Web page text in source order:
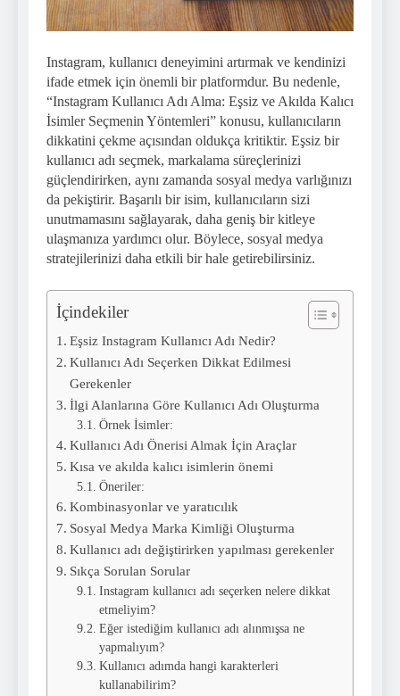
Instagram, kullanıcı deneyimini artırmak ve kendinizi
ifade etmek için önemli bir platformdur. Bu nedenle,
“Instagram Kullanıcı Adı Alma: Eşsiz ve Akılda Kalıcı
İsimler Seçmenin Yöntemleri” konusu, kullanıcıların
dikkatini çekme açısından oldukça kritiktir. Eşsiz bir
kullanıcı adı seçmek, markalama süreçlerinizi
güçlendirirken, aynı zamanda sosyal medya varlığınızı
da pekiştirir. Başarılı bir isim, kullanıcıların sizi
unutmamasını sağlayarak, daha geniş bir kitleye
ulaşmanıza yardımcı olur. Böylece, sosyal medya
stratejilerinizi daha etkili bir hale getirebilirsiniz.
İçindekiler
Eşsiz Instagram Kullanıcı Adı Nedir?
Kullanıcı Adı Seçerken Dikkat Edilmesi
Gerekenler
İlgi Alanlarına Göre Kullanıcı Adı Oluşturma
Örnek İsimler:
Kullanıcı Adı Önerisi Almak İçin Araçlar
Kısa ve akılda kalıcı isimlerin önemi
Öneriler:
Kombinasyonlar ve yaratıcılık
Sosyal Medya Marka Kimliği Oluşturma
Kullanıcı adı değiştirirken yapılması gerekenler
Sıkça Sorulan Sorular
Instagram kullanıcı adı seçerken nelere dikkat
etmeliyim?
Eğer istediğim kullanıcı adı alınmışsa ne
yapmalıyım?
Kullanıcı adımda hangi karakterleri
kullanabilirim?